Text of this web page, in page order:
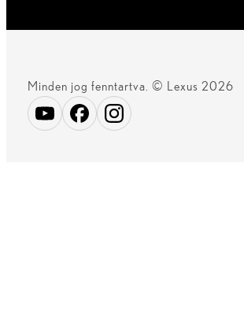
Minden jog fenntartva. © Lexus 2026